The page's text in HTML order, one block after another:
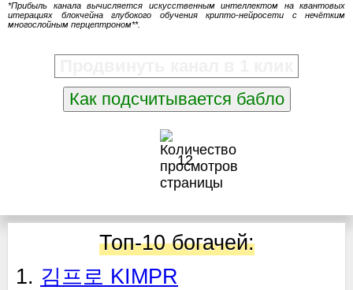
*Прибыль канала вычисляется искусственным интеллектом на квантовых
итерациях блокчейна глубокого обучения крипто-нейросети с нечётким
многослойным перцептроном**.
Как подсчитывается бабло
12
Топ-10 богачей:
1. 김프로 KIMPR